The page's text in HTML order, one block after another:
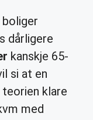
dårligere
kanskje 65-
si at en
teorien klare
med